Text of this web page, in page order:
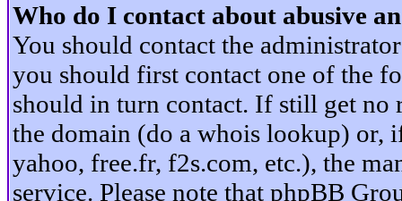
Who do I contact about abusive
You should contact the
you should first contact one of the
should in turn contact. If still get no
the domain (do a whois lookup) or,
yahoo, free.fr, f2s.com, etc.), the
service. Please note that phpBB